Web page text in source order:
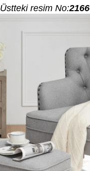
Üstteki resim No: